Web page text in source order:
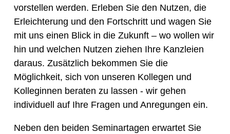
vorstellen werden. Erleben Sie den Nutzen, die
Erleichterung und den Fortschritt und wagen Sie
mit uns einen Blick in die Zukunft – wo wollen wir
hin und welchen Nutzen ziehen Ihre Kanzleien
daraus. Zusätzlich bekommen Sie die
Möglichkeit, sich von unseren Kollegen und
Kolleginnen beraten zu lassen - wir gehen
individuell auf Ihre Fragen und Anregungen ein.
Neben den beiden Seminartagen erwartet Sie